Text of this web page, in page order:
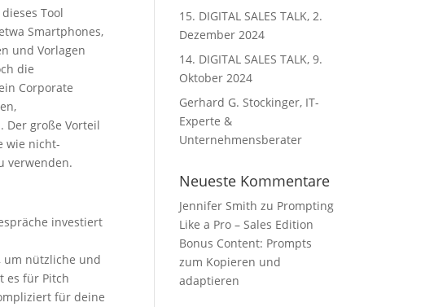
Tool
Smartphones,
und Vorlagen
die
Corporate
Der große Vorteil
wie nicht-
verwenden.
investiert
um nützliche und
es für Pitch
für deine
15. DIGITAL SALES TALK, 2.
Dezember 2024
14. DIGITAL SALES TALK, 9.
Oktober 2024
Gerhard G. Stockinger, IT-
Experte &
Unternehmensberater
Neueste Kommentare
Jennifer Smith zu Prompting
Like a Pro – Sales Edition
Bonus Content: Prompts
zum Kopieren und
adaptieren